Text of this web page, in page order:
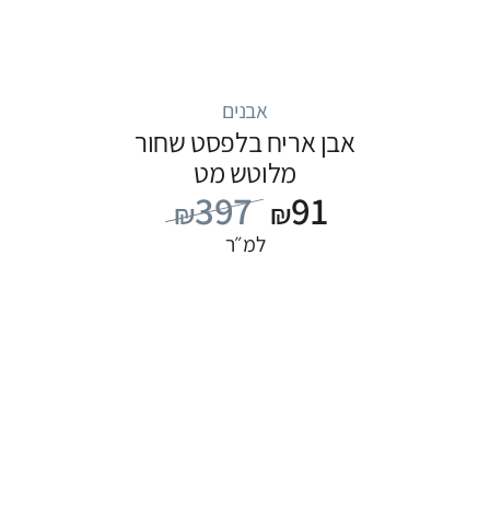
אבנים
אבן אריח בלפסט שחור
מלוטש מט
₪397 ₪91
למ״ר